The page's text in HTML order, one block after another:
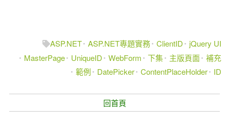
ASP.NET ASP.NET專題實務 ClientID
jQuery UI
MasterPage
UniqueID WebForm 下集 主版頁面 補充
範例
DatePicker ContentPlaceHolder ID
回首頁